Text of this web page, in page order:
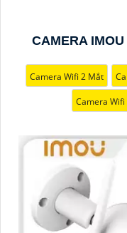
CAMERA
Camera Wifi 2 Mắt
Camera Wifi